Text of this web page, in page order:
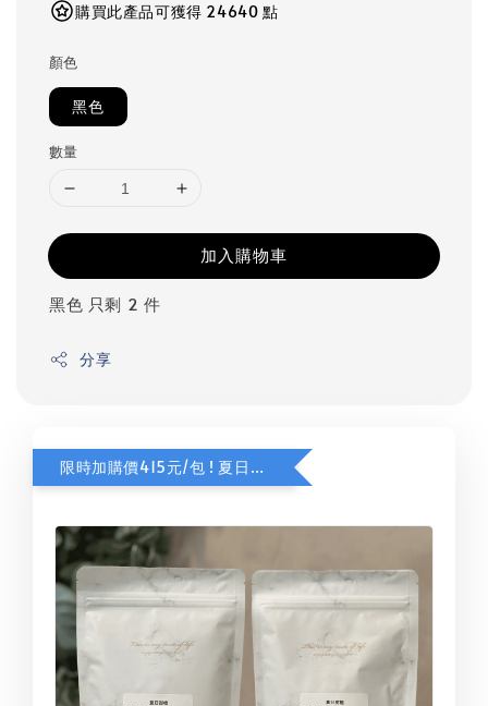
購買此產品可獲得 24640 點
顏色
黑色
數量
加入購物車
黑色 只剩 2 件
分享
限時加購價415元/包 ! 夏日甜橙咖啡豆